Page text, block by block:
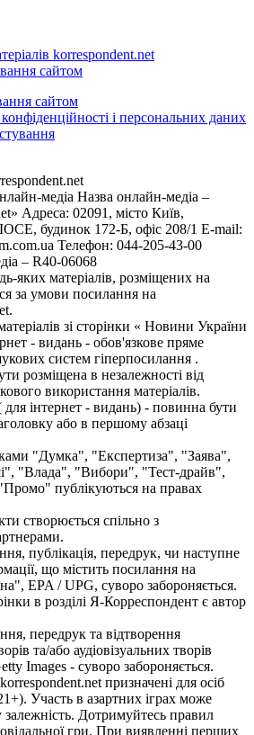
korrespondent.net
сайтом
сайтом
і персональних даних
медіа Назва онлайн-медіа –
Адреса: 02091, місто Київ,
будинок 172-Б, офіс 208/1 E-mail:
Телефон: 044-205-43-00
– R40-06068
яких матеріалів, розміщених на
за умови посилання на
зі сторінки « Новини України
- видань - обов'язкове пряме
систем гіперпосилання .
розміщена в незалежності від
використання матеріалів.
для інтернет - видань) - повинна бути
або в першому абзаці
"Думка", "Експертиза", "Заява",
"Влада", "Вибори", "Тест-драйв",
публікуються на правах
створюється спільно з
публікація, передрук, чи наступне
що містить посилання на
EPA / UPG, суворо забороняється.
в розділі Я-Корреспондент є автор
передрук та відтворення
та/або аудіовізуальних творів
Images - суворо забороняється.
призначені для осіб
Участь в азартних іграх може
залежність. Дотримуйтесь правил
гри. При виявленні перших